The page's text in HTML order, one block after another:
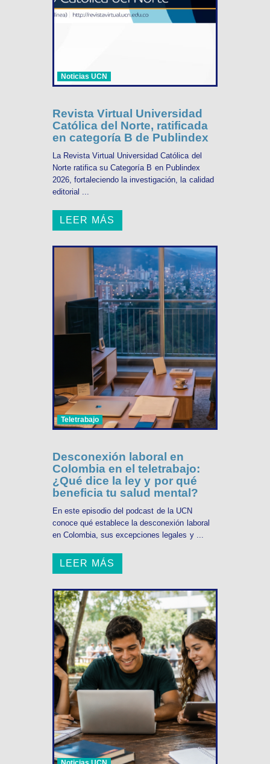
Noticias UCN
Revista Virtual Universidad
Católica del Norte, ratificada
en categoría B de Publindex
La Revista Virtual Universidad Católica del
Norte ratifica su Categoría B en Publindex
2026, fortaleciendo la investigación, la calidad
editorial ...
LEER MÁS
Teletrabajo
Desconexión laboral en
Colombia en el teletrabajo:
¿Qué dice la ley y por qué
beneficia tu salud mental?
En este episodio del podcast de la UCN
conoce qué establece la desconexión laboral
en Colombia, sus excepciones legales y ...
LEER MÁS